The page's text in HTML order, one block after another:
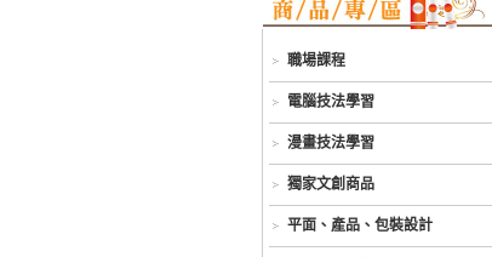
職場課程
電腦技法學習
漫畫技法學習
獨家文創商品
平面、產品、包裝設計